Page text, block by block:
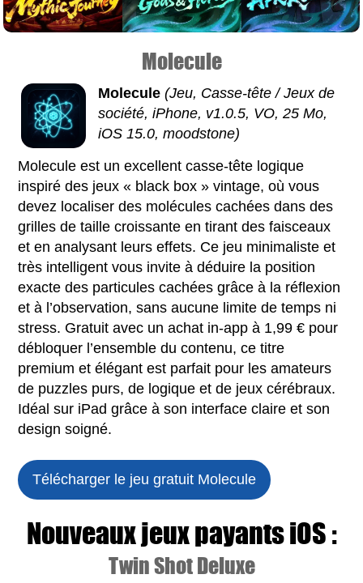
Molecule
Molecule (Jeu, Casse-tête / Jeux de
société, iPhone, v1.0.5, VO, 25 Mo,
iOS 15.0, moodstone)
Molecule est un excellent casse-tête logique
inspiré des jeux « black box » vintage, où vous
devez localiser des molécules cachées dans des
grilles de taille croissante en tirant des faisceaux
et en analysant leurs effets. Ce jeu minimaliste et
très intelligent vous invite à déduire la position
exacte des particules cachées grâce à la réflexion
et à l’observation, sans aucune limite de temps ni
stress. Gratuit avec un achat in-app à 1,99 € pour
débloquer l’ensemble du contenu, ce titre
premium et élégant est parfait pour les amateurs
de puzzles purs, de logique et de jeux cérébraux.
Idéal sur iPad grâce à son interface claire et son
design soigné.
Télécharger le jeu gratuit Molecule
Nouveaux jeux payants iOS :
Twin Shot Deluxe